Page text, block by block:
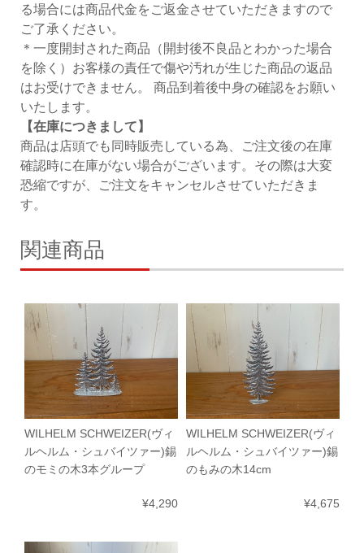
る場合には商品代金をご返金させていただきますので
ご了承ください。
＊一度開封された商品（開封後不良品とわかった場合
を除く）お客様の責任で傷や汚れが生じた商品の返品
はお受けできません。 商品到着後中身の確認をお願い
いたします。
【在庫につきまして】
商品は店頭でも同時販売している為、ご注文後の在庫
確認時に在庫がない場合がございます。その際は大変
恐縮ですが、ご注文をキャンセルさせていただきま
す。
関連商品
WILHELM SCHWEIZER(ヴィ
ルヘルム・シュバイツァー)錫
のモミの木3本グループ
¥4,290
WILHELM SCHWEIZER(ヴィ
ルヘルム・シュバイツァー)錫
のもみの木14cm
¥4,675